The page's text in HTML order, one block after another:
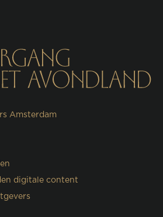
Amsterdam
digitale content